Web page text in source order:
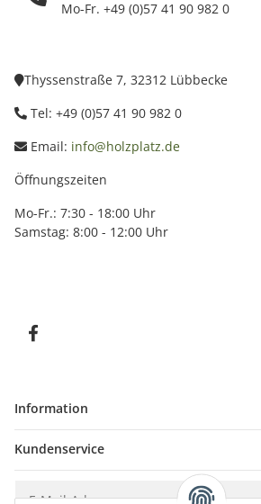
Mo-Fr. +49 (0)57 41 90 982 0
Thyssenstraße 7, 32312 Lübbecke
Tel: +49 (0)57 41 90 982 0
Email: info@holzplatz.de
Öffnungszeiten
Mo-Fr.: 7:30 - 18:00 Uhr
Samstag: 8:00 - 12:00 Uhr
Information
Kundenservice